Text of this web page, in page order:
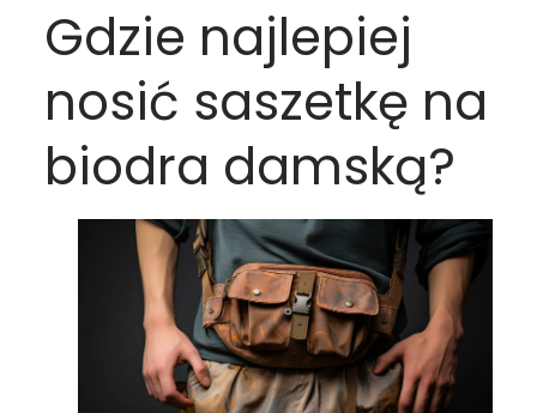
Gdzie najlepiej
nosić saszetkę na
biodra damską?